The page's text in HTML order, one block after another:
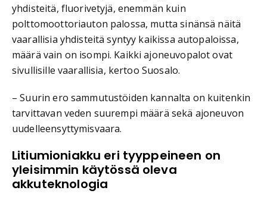
yhdisteitä, fluorivetyjä, enemmän kuin
polttomoottoriauton palossa, mutta sinänsä näitä
vaarallisia yhdisteitä syntyy kaikissa autopaloissa,
määrä vain on isompi. Kaikki ajoneuvopalot ovat
sivullisille vaarallisia, kertoo Suosalo.
– Suurin ero sammutustöiden kannalta on kuitenkin
tarvittavan veden suurempi määrä sekä ajoneuvon
uudelleensyttymisvaara.
Litiumioniakku eri tyyppeineen on
yleisimmin käytössä oleva
akkuteknologia